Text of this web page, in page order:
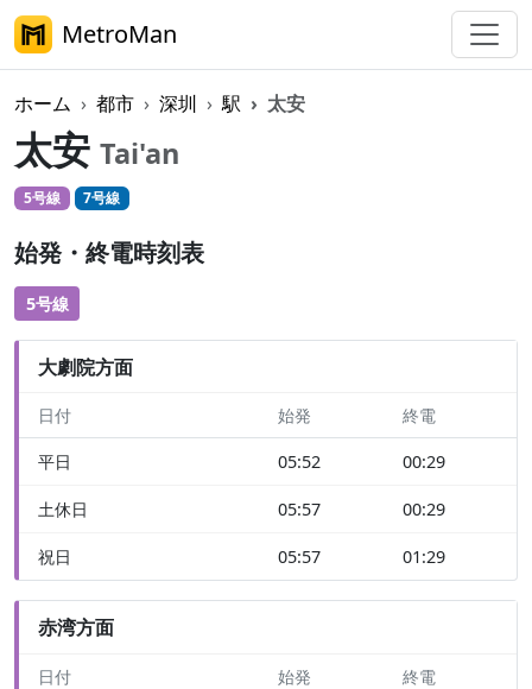
MetroMan
ホーム 都市 深圳 駅 太安
太安 Tai'an
5号線 7号線
始発・終電時刻表
5号線
大劇院方面
日付 始発 終電
平日 05:52 00:29
土休日 05:57 00:29
祝日 05:57 01:29
赤湾方面
日付 始発 終電